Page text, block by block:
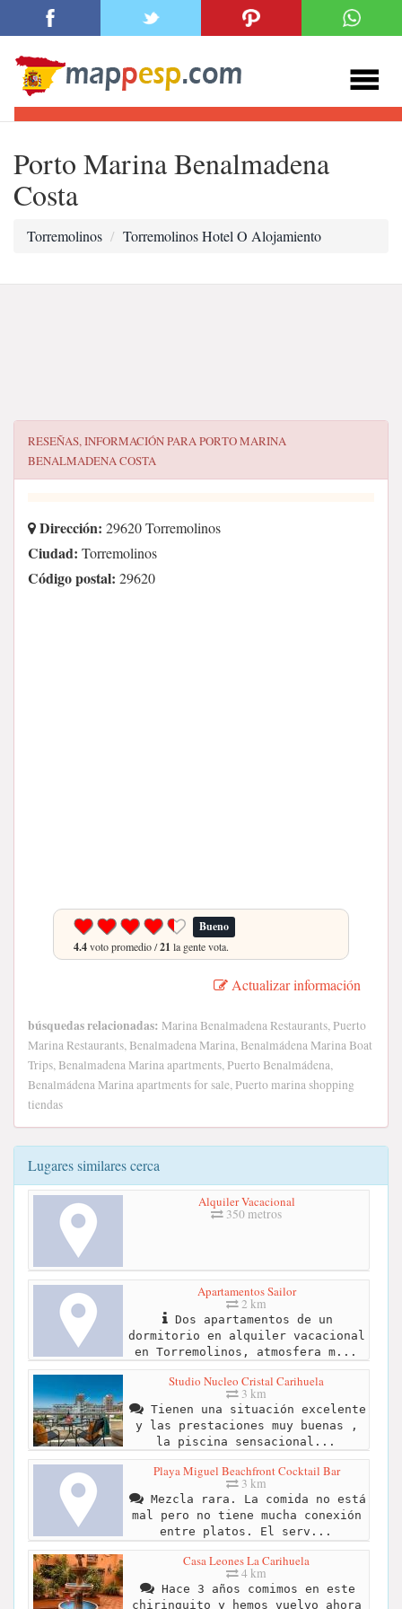
Porto Marina Benalmadena
Costa
Torremolinos Torremolinos Hotel O Alojamiento
RESEÑAS, INFORMACIÓN PARAPORTO MARINA
BENALMADENA COSTA
Dirección: 29620 Torremolinos
Ciudad: Torremolinos
Código postal: 29620
Bueno
4.4voto promedio /21 la gente vota.
Actualizar información
búsquedas relacionadas: Marina Benalmadena Restaurants, Puerto
Marina Restaurants, Benalmadena Marina, Benalmádena Marina Boat
Trips, Benalmadena Marina apartments, Puerto Benalmádena,
Benalmádena Marina apartments for sale, Puerto marina shopping
tiendas
Lugares similares cerca
Alquiler Vacacional
350 metros
Apartamentos Sailor
2 km
Dos apartamentos de un
dormitorio en alquiler vacacional
en Torremolinos, atmosfera m...
Studio Nucleo Cristal Carihuela
3 km
Tienen una situación excelente
y las prestaciones muy buenas ,
la piscina sensacional...
Playa Miguel Beachfront Cocktail Bar
3 km
Mezcla rara. La comida no está
mal pero no tiene mucha conexión
entre platos. El serv...
Casa Leones La Carihuela
4 km
Hace 3 años comimos en este
chiringuito y hemos vuelvo ahora